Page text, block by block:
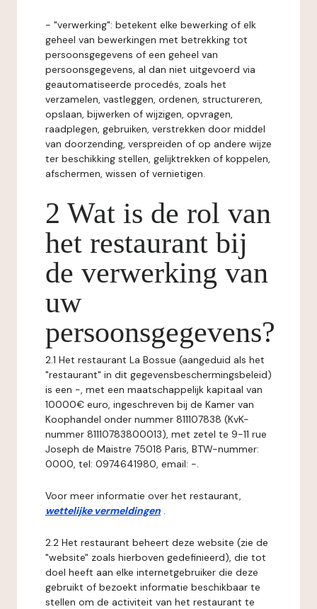
- "verwerking": betekent elke bewerking of elk
geheel van bewerkingen met betrekking tot
persoonsgegevens of een geheel van
persoonsgegevens, al dan niet uitgevoerd via
geautomatiseerde procedés, zoals het
verzamelen, vastleggen, ordenen, structureren,
opslaan, bijwerken of wijzigen, opvragen,
raadplegen, gebruiken, verstrekken door middel
van doorzending, verspreiden of op andere wijze
ter beschikking stellen, gelijktrekken of koppelen,
afschermen, wissen of vernietigen.
2 Wat is de rol van
het restaurant bij
de verwerking van
uw
persoonsgegevens?
2.1 Het restaurant La Bossue (aangeduid als het
"restaurant" in dit gegevensbeschermingsbeleid)
is een -, met een maatschappelijk kapitaal van
10000€ euro, ingeschreven bij de Kamer van
Koophandel onder nummer 811107838 (KvK-
nummer 81110783800013), met zetel te 9-11 rue
Joseph de Maistre 75018 Paris, BTW-nummer:
0000, tel: 0974641980, email: -.
Voor meer informatie over het restaurant,
wettelijke vermeldingen .
2.2 Het restaurant beheert deze website (zie de
"website" zoals hierboven gedefinieerd), die tot
doel heeft aan elke internetgebruiker die deze
gebruikt of bezoekt informatie beschikbaar te
stellen om de activiteit van het restaurant te